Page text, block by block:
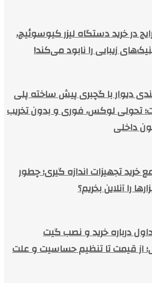
در خرید دستگاه لیزر کیوسوئیچ،
زیبایی را نابود می‌کند!
دیوار با گچبری پیش ساخته پلی
تحولی لوکس، فوری و بدون تخریب
داخلی
خرید تجهیزات اندازه گیری؛ چطور
را آنلاین بخریم؟
درباره خرید و نصب گیت
از قیمت تا تنظیم حساسیت و علت